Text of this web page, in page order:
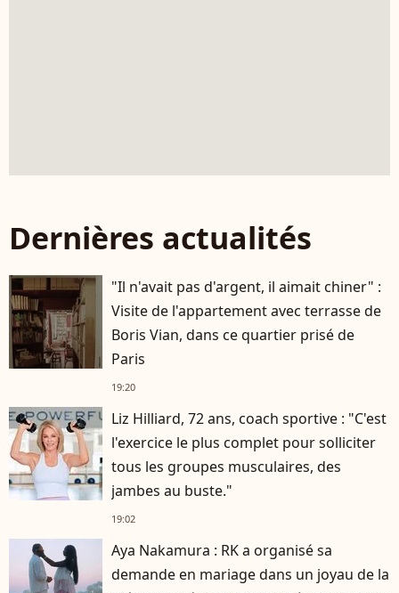
Dernières actualités
"Il n'avait pas d'argent, il aimait chiner" :
Visite de l'appartement avec terrasse de
Boris Vian, dans ce quartier prisé de
Paris
19:20
Liz Hilliard, 72 ans, coach sportive : "C'est
l'exercice le plus complet pour solliciter
tous les groupes musculaires, des
jambes au buste."
19:02
Aya Nakamura : RK a organisé sa
demande en mariage dans un joyau de la